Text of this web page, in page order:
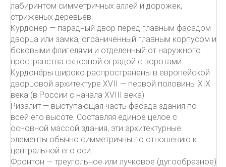
лабиринтом симметричных аллей и дорожек,
стриженых деревьев.
Курдонёр — парадный двор перед главным фасадом
дворца или замка, ограниченный главным корпусом и
боковыми флигелями и отделенный от наружного
пространства сквозной оградой с воротами.
Курдонёры широко распространены в европейской
дворцовой архитектуре XVII — первой половины XIX
века (в России с начала XVIII века).
Ризалит — выступающая часть фасада здания по
всей его высоте. Составляя единое целое с
основной массой здания, эти архитектурные
элементы обычно симметричны по отношению к
центральной его оси.
Фронтон — треугольное или лучковое (дугообразное)